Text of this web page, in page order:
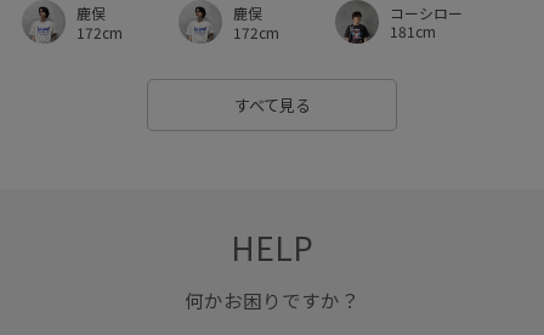
鹿俣
172cm
鹿俣
172cm
コーシロー
181cm
すべて見る
HELP
何かお困りですか？